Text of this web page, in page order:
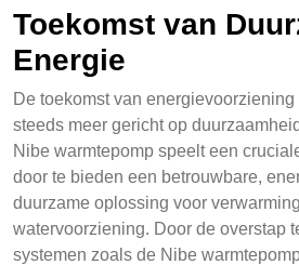
Toekomst van
Energie
De toekomst van
steeds meer gericht op
Nibe warmtepomp speelt een
door te bieden een betrouwbare,
duurzame oplossing voor
watervoorziening. Door de overstap
systemen zoals de Nibe